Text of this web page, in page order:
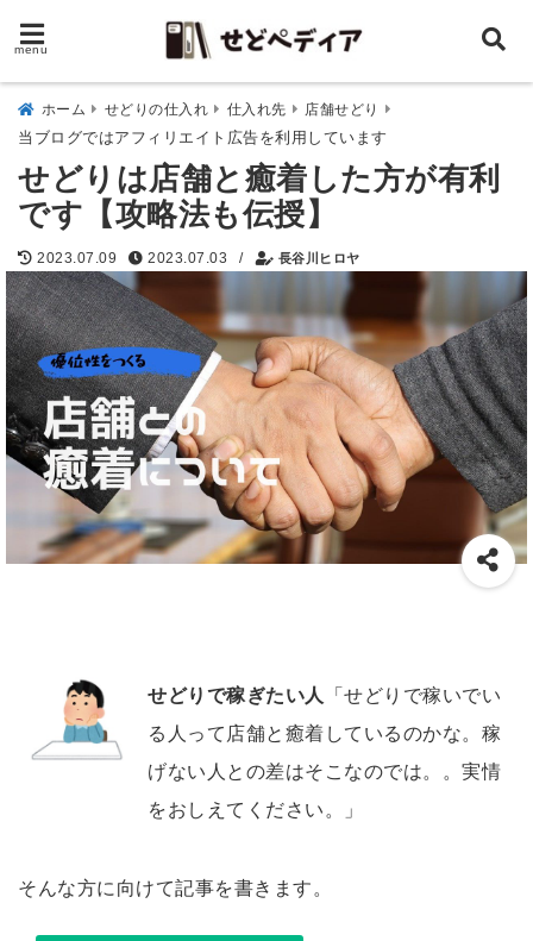
menu
ホーム せどりの仕入れ 仕入れ先 店舗せどり
当ブログではアフィリエイト広告を利用しています
せどりは店舗と癒着した方が有利
です【攻略法も伝授】
2023.07.09 2023.07.03 / 長谷川ヒロヤ
せどりで稼ぎたい人
「せどりで稼いでい
る人って店舗と癒着しているのかな。稼
げない人との差はそこなのでは。。実情
をおしえてください。」
そんな方に向けて記事を書きます。